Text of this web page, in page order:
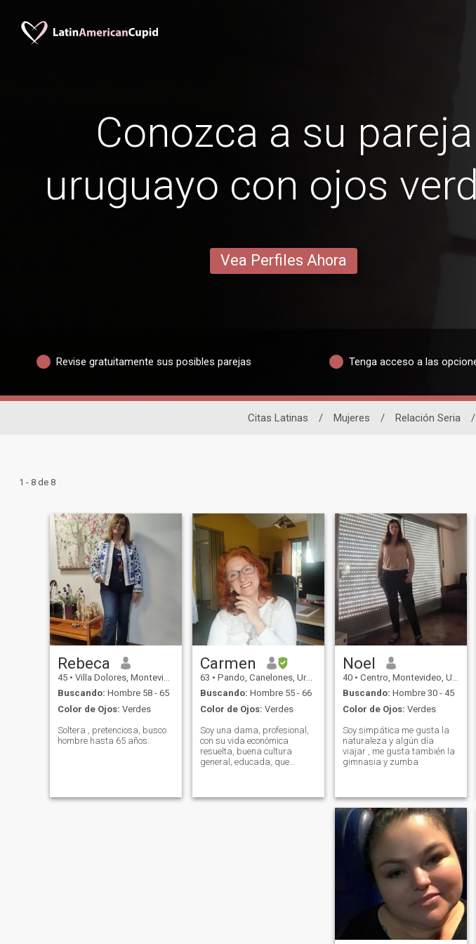
Conozca a su pareja
uruguayo con ojos
Vea Perfiles Ahora
Revise gratuitamente sus posibles parejas Tenga acceso a las
Citas Latinas / Mujeres / Relación Seria /
1 - 8 de 8
Rebeca
45 • Villa Dolores, Montevideo, Uruguay
Buscando: Hombre 58 - 65
Color de Ojos: Verdes
Soltera , pretenciosa, busco
hombre hasta 65 años.
Carmen
63 • Pando, Canelones, Uruguay
Buscando: Hombre 55 - 66
Color de Ojos: Verdes
Soy una dama, profesional,
con su vida económica
resuelta, buena cultura
general, educada, que
buena presencia
Noel
40 • Centro, Montevideo, Uruguay
Buscando: Hombre 30 - 45
Color de Ojos: Verdes
Soy simpática me gusta la
naturaleza y algún día
viajar , me gusta también la
gimnasia y zumba